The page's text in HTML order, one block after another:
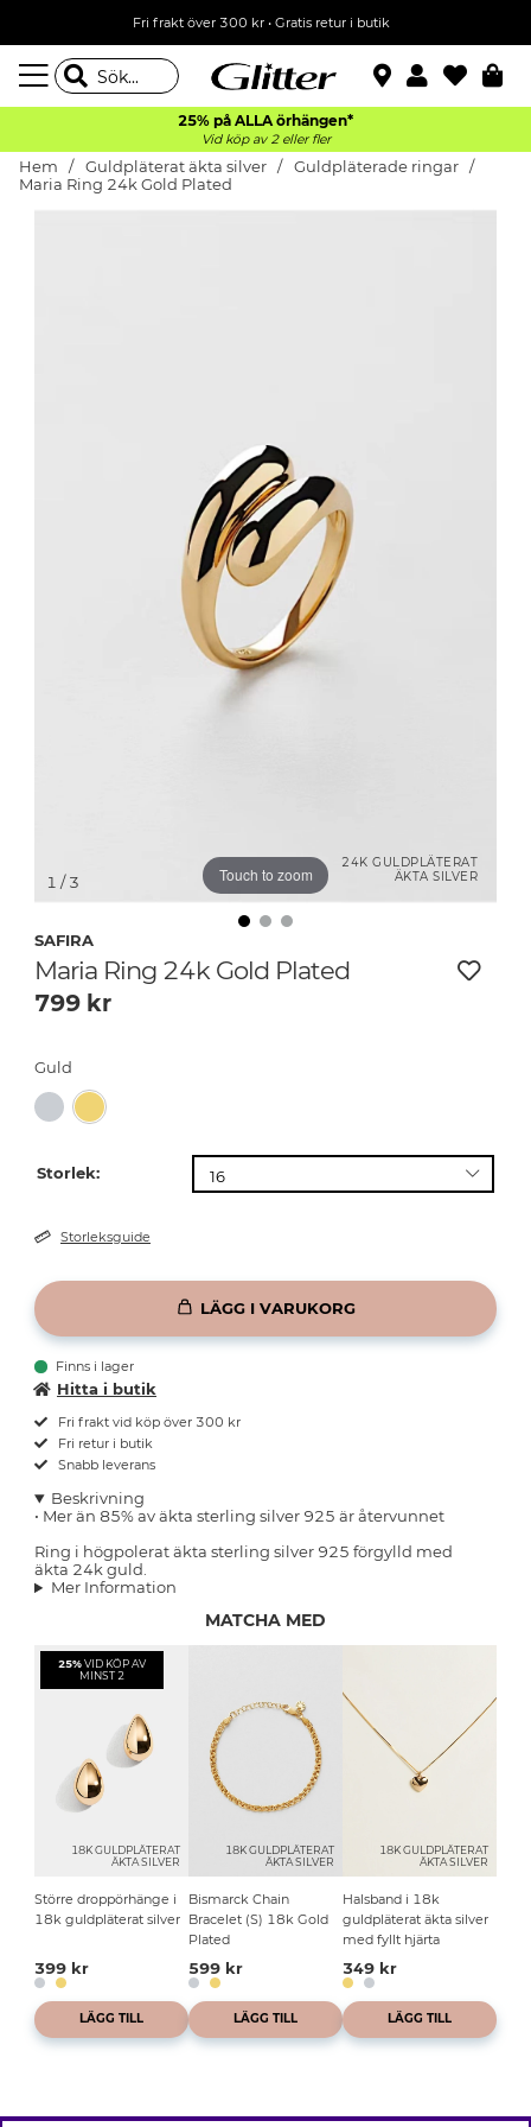
Fri frakt över 300 kr• Gratis retur i butik
25% på ALLA örhängen*
Vid köp av 2 eller fler
Hem Guldpläterat äkta silver
Guldpläterade ringar
Maria Ring 24k Gold Plated
24K GULDPLÄTERAT
ÄKTA SILVER
Touch to zoom
1 / 3
SAFIRA
Maria Ring 24k Gold Plated
799 kr
Guld
Storlek:
Storleksguide
LÄGG I VARUKORG
Finns i lager
Hitta i butik
Fri frakt vid köp över 300 kr
Fri retur i butik
Snabb leverans
Beskrivning
• Mer än 85% av äkta sterling silver 925 är återvunnet
Ring i högpolerat äkta sterling silver 925 förgylld med
äkta 24k guld.
Mer Information
MATCHA MED
25% VID KÖP AV
MINST 2
18K GULDPLÄTERAT
ÄKTA SILVER
Större droppörhänge i
18k guldpläterat silver
399 kr
LÄGG TILL
18K GULDPLÄTERAT
ÄKTA SILVER
Bismarck Chain
Bracelet (S) 18k Gold
Plated
599 kr
LÄGG TILL
18K GULDPLÄTERAT
ÄKTA SILVER
Halsband i 18k
guldpläterat äkta silver
med fyllt hjärta
349 kr
LÄGG TILL